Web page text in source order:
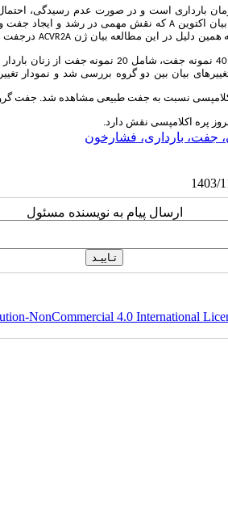
بارداری است و در صورت عدم رسیدگی،
اکتوین A که نقش مهمی در رشد و ایجاد جفت و
همین دلیل در این مطالعه بیان ژنACVR2A درجفت
20
بیان بین دو گروه بررسی شد و نمودار
بروز پره اکلامپسی نقش دارد.
ارسال پیام به نویسنده مسئول
NonCommercial 4.0 International